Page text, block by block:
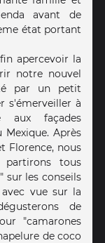
avant de
état portant
apercevoir la
notre nouvel
par un petit
s'émerveiller à
aux façades
Après
Florence, nous
tous
sur les conseils
vue sur la
de
"camarones
de coco